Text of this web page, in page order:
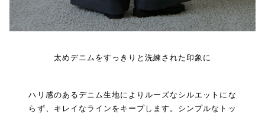
太めデニムをすっきりと洗練された印象に
ハリ感のあるデニム生地によりルーズなシルエットにな
らず、キレイなラインをキープします。シンプルなトッ